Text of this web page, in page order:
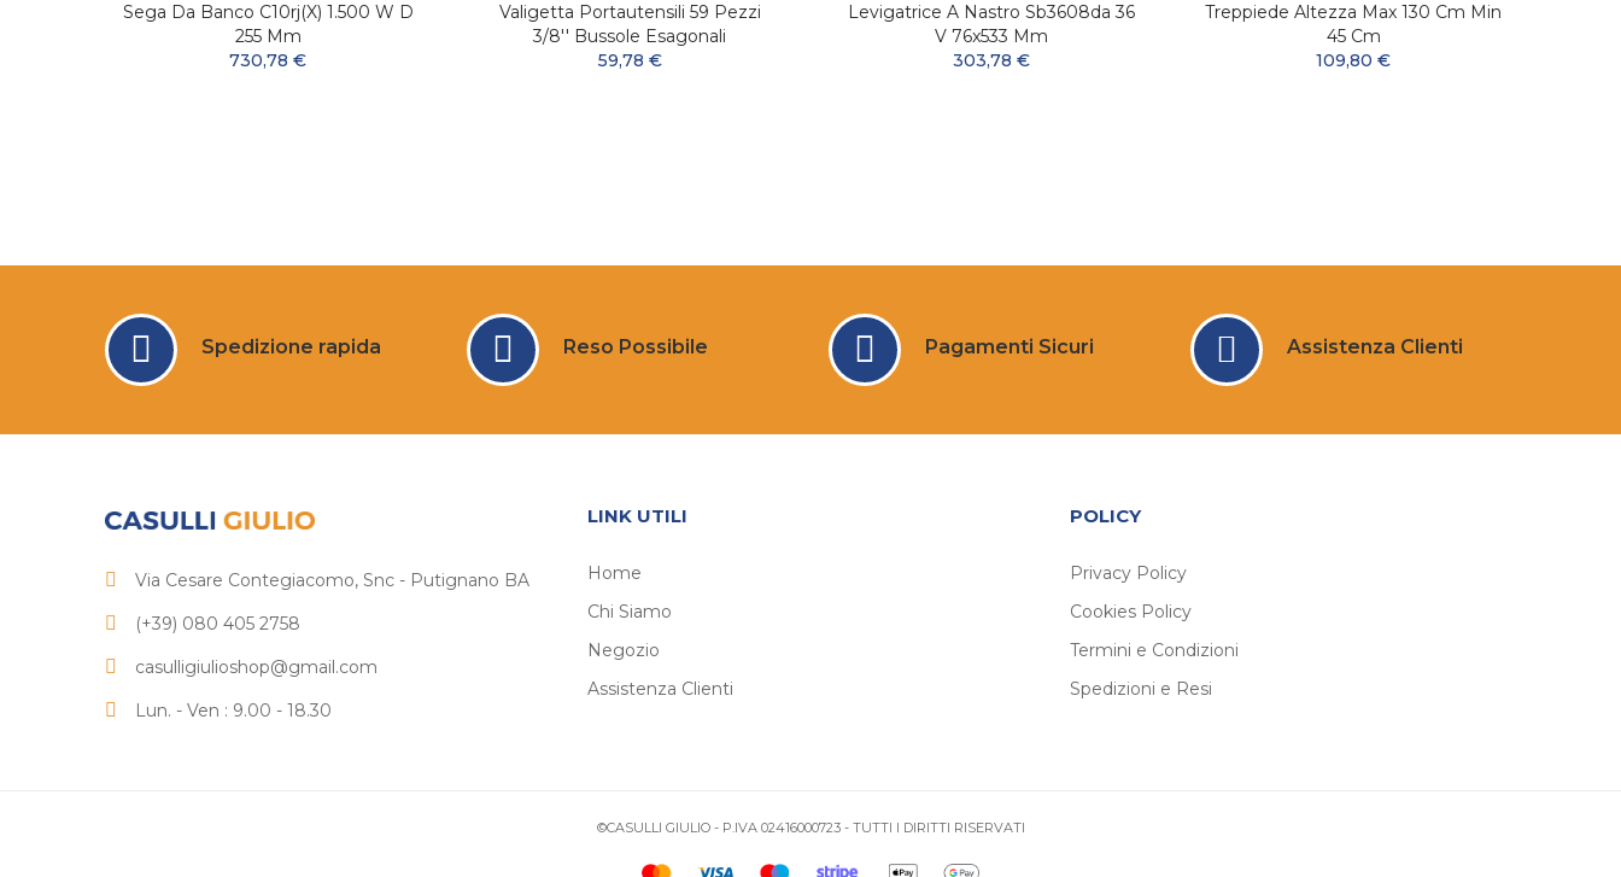
Sega Da Banco C10rj(x) 1.500 W D
255 Mm
730,78 €
Valigetta Portautensili 59 Pezzi
3/8'' Bussole Esagonali
59,78 €
Levigatrice A Nastro Sb3608da 36
V 76x533 Mm
303,78 €
Treppiede Altezza Max 130 Cm Min
45 Cm
109,80 €
Spedizione rapida Reso Possibile Pagamenti Sicuri Assistenza Clienti
Via Cesare Contegiacomo, Snc - Putignano BA
(+39) 080 405 2758
casulligiulioshop@gmail.com
Lun. - Ven : 9.00 - 18.30
LINK UTILI
Home
Chi Siamo
Negozio
Assistenza Clienti
POLICY
Privacy Policy
Cookies Policy
Termini e Condizioni
Spedizioni e Resi
©CASULLI GIULIO - P.IVA 02416000723 - TUTTI I DIRITTI RISERVATI